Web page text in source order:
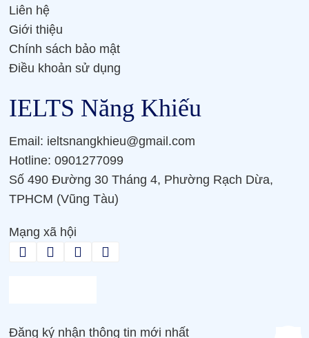
Liên hệ
Giới thiệu
Chính sách bảo mật
Điều khoản sử dụng
IELTS Năng Khiếu
Email: ieltsnangkhieu@gmail.com
Hotline: 0901277099
Số 490 Đường 30 Tháng 4, Phường Rạch Dừa,
TPHCM (Vũng Tàu)
Mạng xã hội
Đăng ký nhận thông tin mới nhất